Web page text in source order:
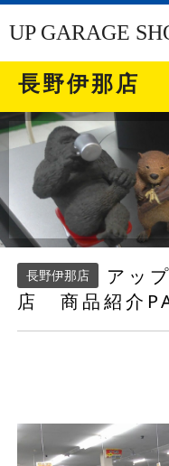
UP GARAGE
長野伊那店
長野伊那店
アッ
店 商品紹介